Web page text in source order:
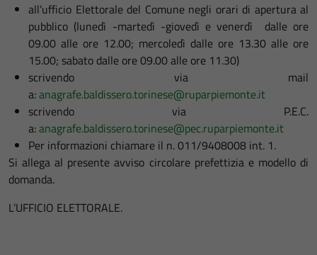
all’ufficio Elettorale del Comune negli orari di apertura al
pubblico (lunedì -martedì -giovedì e venerdì dalle ore
09.00 alle ore 12.00; mercoledì dalle ore 13.30 alle ore
15.00; sabato dalle ore 09.00 alle ore 11.30)
scrivendo via mail
a:anagrafe.baldissero.torinese@ruparpiemonte.it
scrivendo via P.E.C.
a:anagrafe.baldissero.torinese@pec.ruparpiemonte.it
Per informazioni chiamare il n. 011/9408008 int. 1.
Si allega al presente avviso circolare prefettizia e modello di
domanda.
L’UFFICIO ELETTORALE.